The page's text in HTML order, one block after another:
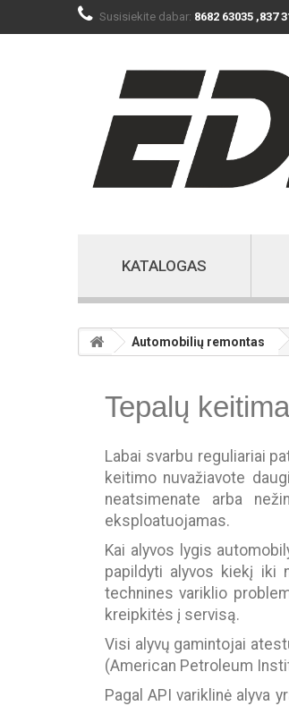
Susisiekite dabar: 8682 63035 ,837
KATALOGAS
Automobilių remontas
Tepalų
Labai svarbu reguliariai
keitimo nuvažiavote
neatsimenate arba
eksploatuojamas.
Kai alyvos lygis
papildyti alyvos kiekį iki
technines variklio
kreipkitės į servisą.
Visi alyvų gamintojai
(American Petroleum
Pagal API variklinė alyva